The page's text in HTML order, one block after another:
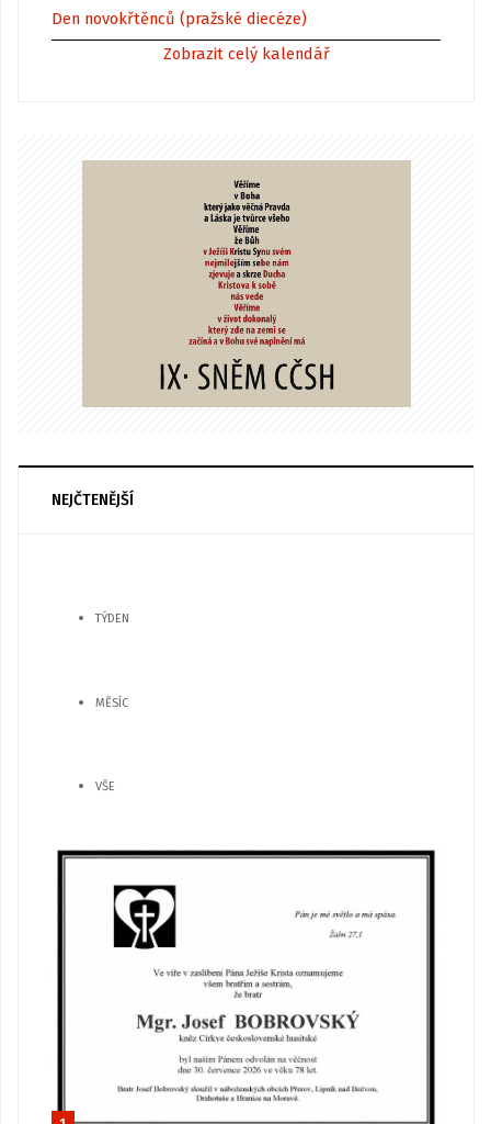
Den novokřtěnců (pražské diecéze)
Zobrazit celý kalendář
NEJČTENĚJŠÍ
TÝDEN
MĚSÍC
VŠE